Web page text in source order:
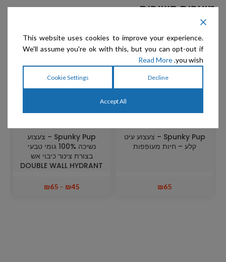
מוצרים קשורים
Spunky Pup – צעצוע עיט
קלע – חיות מעופפות
₪65
Spunky Pup – צעצוע
נשיכה 100% גומי טבעי
בצורת צינור כיבוי אש
DOUBLE WALL HYDRANT
₪45
–
₪65
This website uses cookies to improve your experience.
We'll assume you're ok with this, but you can opt-out if
you wish.
Read More
Decline
Cookie Settings
Accept All